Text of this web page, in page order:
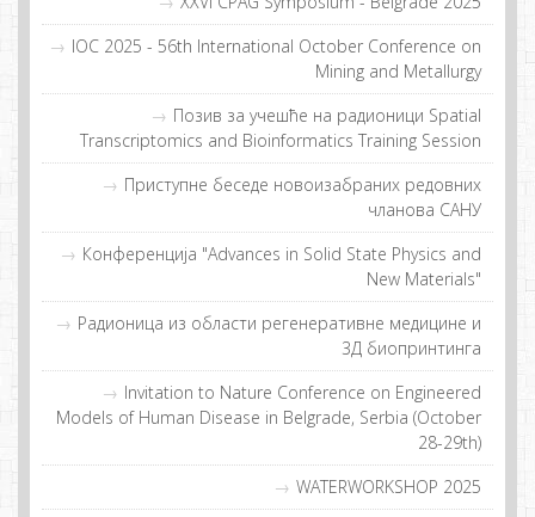
IOC 2025 - 56th International October Conference on
Mining and Metallurgy
Пoзив зa учeшћe нa рaдиoници Spatial
Transcriptomics and Bioinformatics Training Session
Приступне беседе новоизабраних редовних
чланова САНУ
Конференција "Advances in Solid State Physics and
New Materials"
Рaдиoницa из oблaсти рeгeнeрaтивнe мeдицинe и
3Д биoпринтингa
Invitation to Nature Conference on Engineered
Models of Human Disease in Belgrade, Serbia (October
28-29th)
WATERWORKSHOP 2025